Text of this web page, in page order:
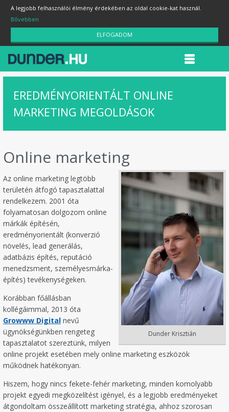
A legjobb felhasználói élmény érdekében az oldal cookie-kat használ.
Bővebben
ELFOGADOM
EREDMÉNYORIENTÁLT ONLINE
MARKETING MEGOLDÁSOK
Online marketing
Dunder Krisztián
Az online marketing legtöbb
területén átfogó tapasztalattal
rendelkezem. 2001 óta
folyamatosan dolgozom online
márkák építésén,
eredményorientált (konverzió
növelés, lead generálás,
adatbázis építés, reputáció
menedzsment, személyesmárka-
építés) tevékenységeken.
Korábban főállásban
kollégáimmal, 2013 óta
Growww Digitalnevű
ügynökségünkben rengeteg
tapasztalatot szereztünk, milyen
online projekt esetében mely online marketing eszközök
működnek hatékonyan.
Hiszem, hogy nincs fekete-fehér marketing, minden komolyabb
projekt egyedi megközelítést igényel, és a legjobb eredményeket
átgondoltam összeállított marketing stratégia, ahhoz szorosan